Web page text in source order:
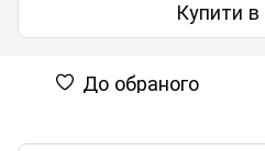
Купити в
До обраного